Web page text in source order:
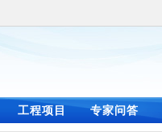
工程项目 专家问答